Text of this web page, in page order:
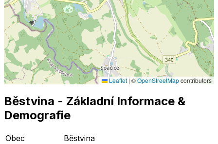
Leaflet | ©OpenStreetMapcontributors
Běstvina - Základní Informace &
Demografie
Obec
Běstvina